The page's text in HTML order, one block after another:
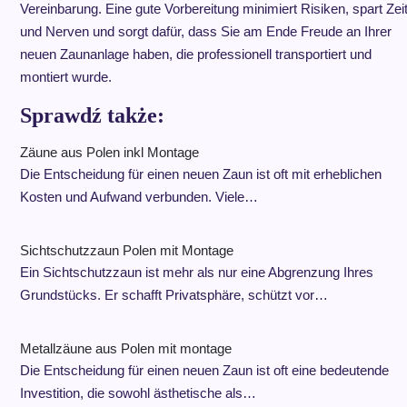
Vereinbarung. Eine gute Vorbereitung minimiert Risiken, spart Zeit
und Nerven und sorgt dafür, dass Sie am Ende Freude an Ihrer
neuen Zaunanlage haben, die professionell transportiert und
montiert wurde.
Sprawdź także:
Zäune aus Polen inkl Montage
Die Entscheidung für einen neuen Zaun ist oft mit erheblichen
Kosten und Aufwand verbunden. Viele…
Sichtschutzzaun Polen mit Montage
Ein Sichtschutzzaun ist mehr als nur eine Abgrenzung Ihres
Grundstücks. Er schafft Privatsphäre, schützt vor…
Metallzäune aus Polen mit montage
Die Entscheidung für einen neuen Zaun ist oft eine bedeutende
Investition, die sowohl ästhetische als…